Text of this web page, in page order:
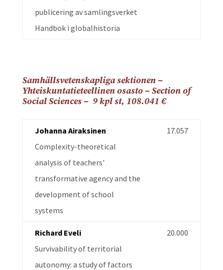
publicering av samlingsverket
Handbok i globalhistoria
Samhällsvetenskapliga sektionen –
Yhteiskuntatieteellinen osasto – Section of
Social Sciences – 9 kpl st, 108.041 €
Johanna Airaksinen
Complexity-theoretical
analysis of teachers'
transformative agency and the
development of school
systems
17.057
Richard Eveli
Survivability of territorial
autonomy: a study of factors
20.000